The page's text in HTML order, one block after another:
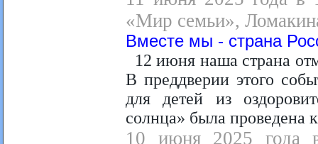
«Мир семьи»,
Вместе мы - страна
12 июня наша страна
В преддверии этого
для детей из
солнца» была проведена
10 июня 2025 года